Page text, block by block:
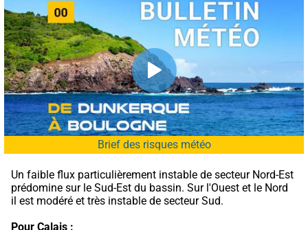
Brief des risques météo
Un faible flux particulièrement instable de secteur Nord-Est
prédomine sur le Sud-Est du bassin. Sur l'Ouest et le Nord
il est modéré et très instable de secteur Sud.
Pour Calais :